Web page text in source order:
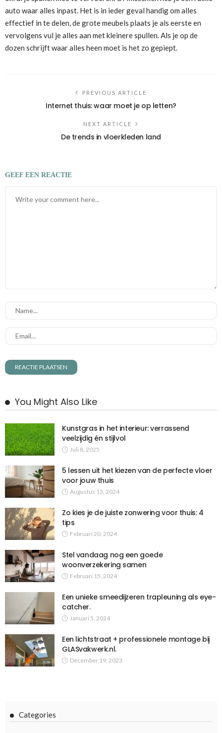
auto waar alles inpast. Het is in ieder geval handig om alles
effectief in te delen, de grote meubels plaats je als eerste en
vervolgens vul je alles aan met kleinere spullen. Als je op de
dozen schrijft waar alles heen moet is het zo gepiept.
PREVIOUS ARTICLE
Internet thuis: waar moet je op letten?
NEXT ARTICLE
De trends in vloerkleden land
GEEF EEN REACTIE
You Might Also Like
Kunstgras in het interieur: verrassend
veelzijdig én stijlvol
Juli 8, 2025
5 lessen uit het kiezen van de perfecte vloer
voor jouw thuis
Augustus 13, 2024
Zo kies je de juiste zonwering voor thuis: 4
tips
Februari 20, 2024
Stel vandaag nog een goede
woonverzekering samen
Februari 15, 2024
Een unieke smeedijzeren trapleuning als eye-
catcher.
Januari 5, 2024
Een lichtstraat + professionele montage bij
GLASvakwerk.nl.
December 19, 2023
Categories